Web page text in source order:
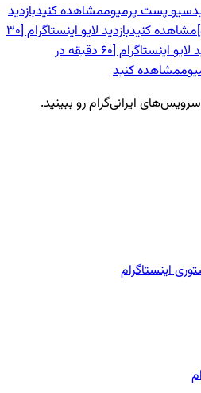
سیو پست پرمیوممشاهده کنیدبازدید
مشاهده کنید
بازدید لایو اینستاگرام [30
بازدید لایو اینستاگرام [60 دقیقه در
مشاهده کنید
ایرانی‌گرام رو ببینید.
اینستاگرام